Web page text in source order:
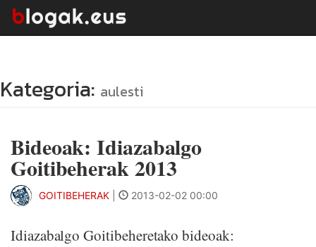
Kategoria: aulesti
Bideoak: Idiazabalgo
Goitibeherak 2013
GOITIBEHERAK 2013-02-02 00:00
Idiazabalgo Goitibeheretako bideoak: